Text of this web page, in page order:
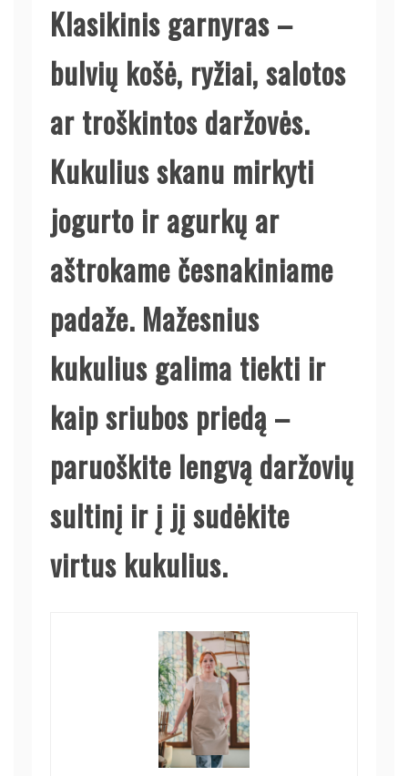
Klasikinis garnyras –
bulvių košė, ryžiai, salotos
ar troškintos daržovės.
Kukulius skanu mirkyti
jogurto ir agurkų ar
aštrokame česnakiniame
padaže. Mažesnius
kukulius galima tiekti ir
kaip sriubos priedą –
paruoškite lengvą daržovių
sultinį ir į jį sudėkite
virtus kukulius.